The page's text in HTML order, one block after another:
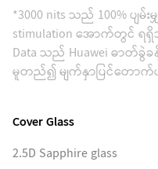
*3000 nits သည် 100% ပျမ်
stimulation အောက်တွင်
Data သည် Huawei ဓာတ်ခွဲ
မူတည်၍ မျက်နှာပြင်တောက်
Cover Glass
2.5D Sapphire glass